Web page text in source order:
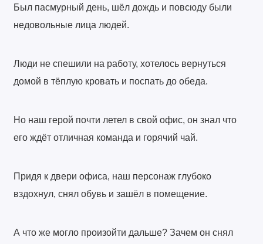
Был пасмурный день, шёл дождь и повсюду были
недовольные лица людей.
Люди не спешили на работу, хотелось вернуться
домой в тёплую кровать и поспать до обеда.
Но наш герой почти летел в свой офис, он знал что
его ждёт отличная команда и горячий чай.
Придя к двери офиса, наш персонаж глубоко
вздохнул, снял обувь и зашёл в помещение.
А что же могло произойти дальше? Зачем он снял